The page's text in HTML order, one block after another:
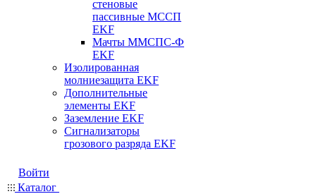
стеновые
пассивные МССП
EKF
Мачты ММСПС-Ф
EKF
Изолированная
молниезащита EKF
Дополнительные
элементы EKF
Заземление EKF
Сигнализаторы
грозового разряда EKF
Войти
Каталог